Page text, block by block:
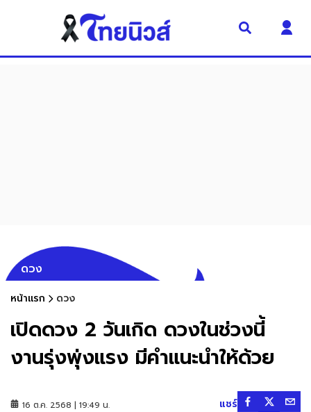
ดวง
หน้าแรก ดวง
เปิดดวง 2 วันเกิด ดวงในช่วงนี้
งานรุ่งพุ่งแรง มีคำแนะนำให้ด้วย
16 ต.ค. 2568 | 19:49 น. แชร์